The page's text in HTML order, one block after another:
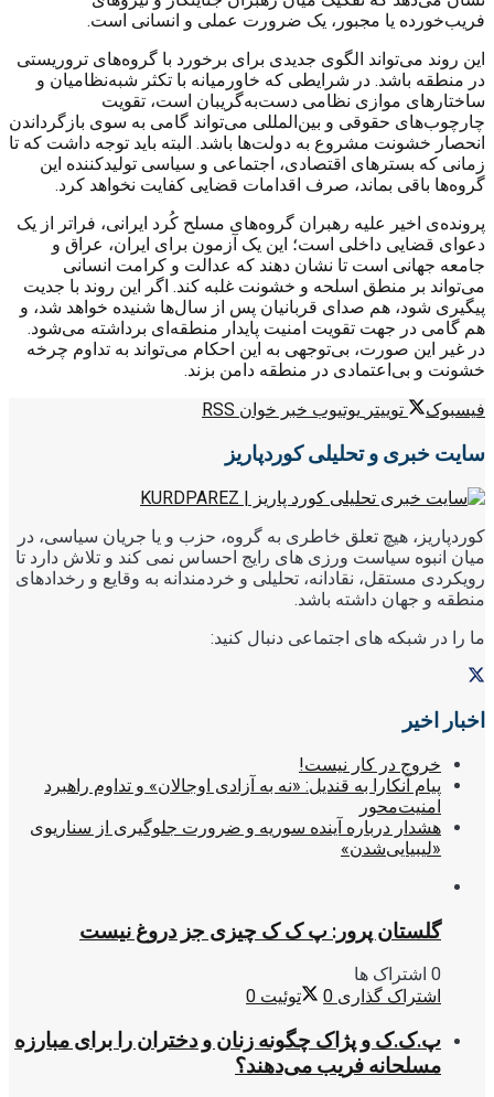
فریب‌خورده یا مجبور، یک ضرورت عملی و انسانی است.
این روند می‌تواند الگوی جدیدی برای برخورد با گروه‌های تروریستی
در منطقه باشد. در شرایطی که خاورمیانه با تکثر شبه‌نظامیان و
ساختارهای موازی نظامی دست‌به‌گریبان است، تقویت
چارچوب‌های حقوقی و بین‌المللی می‌تواند گامی به سوی بازگرداندن
انحصار خشونت مشروع به دولت‌ها باشد. البته باید توجه داشت که تا
زمانی که بسترهای اقتصادی، اجتماعی و سیاسی تولیدکننده این
گروه‌ها باقی بماند، صرف اقدامات قضایی کفایت نخواهد کرد.
پرونده‌ی اخیر علیه رهبران گروه‌های مسلح کُرد ایرانی، فراتر از یک
دعوای قضایی داخلی است؛ این یک آزمون برای ایران، عراق و
جامعه جهانی است تا نشان دهند که عدالت و کرامت انسانی
می‌تواند بر منطق اسلحه و خشونت غلبه کند. اگر این روند با جدیت
پیگیری شود، هم صدای قربانیان پس از سال‌ها شنیده خواهد شد، و
هم گامی در جهت تقویت امنیت پایدار منطقه‌ای برداشته می‌شود.
در غیر این صورت، بی‌توجهی به این احکام می‌تواند به تداوم چرخه
خشونت و بی‌اعتمادی در منطقه دامن بزند.
فیسبوک
توییتر یوتیوب خبر خوان RSS
سایت خبری و تحلیلی کوردپاریز
کوردپاریز، هیچ تعلق خاطری به گروه، حزب و یا جریان سیاسی، در
میان انبوه سیاست ورزی های رایج احساس نمی کند و تلاش دارد تا
رویکردی مستقل، نقادانه، تحلیلی و خردمندانه به وقایع و رخدادهای
منطقه و جهان داشته باشد.
ما را در شبکه های اجتماعی دنبال کنید:
اخبار اخیر
خروج در کار نیست!
پیام آنکارا به قندیل: «نه به آزادی اوجالان» و تداوم راهبرد
امنیت‌محور
هشدار درباره آینده سوریه و ضرورت جلوگیری از سناریوی
«لیبیایی‌شدن»
گلستان پرور: پ ک ک چیزی جز دروغ نیست
0 اشتراک ها
اشتراک گذاری 0 توئیت 0
پ.ک.ک و پژاک چگونه زنان و دختران را برای مبارزه
مسلحانه فریب می‌دهند؟